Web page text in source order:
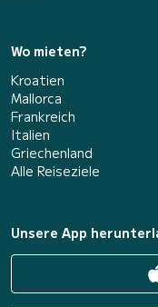
Wo mieten?
Kroatien
Mallorca
Frankreich
Italien
Griechenland
Alle Reiseziele
Unsere App